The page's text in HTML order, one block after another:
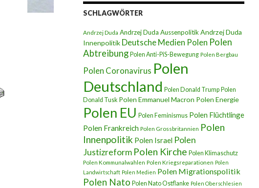
SCHLAGWÖRTER
Andrzej Duda Andrzej Duda Aussenpolitik Andrzej Duda
Innenpolitik Deutsche Medien Polen Polen
Abtreibung Polen Anti-PiS-Bewegung Polen Bergbau
Polen Coronavirus Polen
Deutschland Polen Donald Trump Polen
Donald Tusk Polen Emmanuel Macron Polen Energie
Polen EU Polen Feminismus Polen Flüchtlinge
Polen Frankreich Polen Grossbritannien Polen
Innenpolitik Polen Israel Polen
Justizreform Polen Kirche Polen Klimaschutz
Polen Kommunalwahlen Polen Kriegsreparationen Polen
Landwirtschaft Polen Medien Polen Migrationspolitik
Polen Nato Polen Nato Ostflanke Polen Oberschlesien